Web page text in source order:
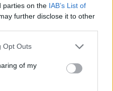
parties on the IAB’s List of
further disclose it to other
uses one or more Google
behaviour. You may click to
and its third-party tags to
purposes in below Google
Opt Outs
of my